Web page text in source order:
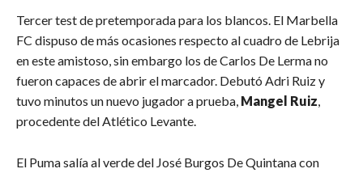
Tercer test de pretemporada para los blancos. El Marbella
FC dispuso de más ocasiones respecto al cuadro de Lebrija
en este amistoso, sin embargo los de Carlos De Lerma no
fueron capaces de abrir el marcador. Debutó Adri Ruiz y
tuvo minutos un nuevo jugador a prueba, Mangel Ruiz,
procedente del Atlético Levante.
El Puma salía al verde del José Burgos De Quintana con